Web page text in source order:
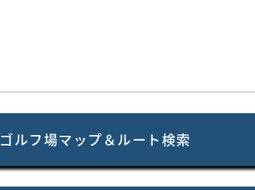
ゴルフ場マップ＆ルート検索